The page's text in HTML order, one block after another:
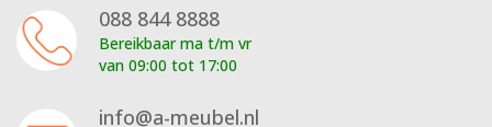
088 844 8888
Bereikbaar ma t/m vr
van 09:00 tot 17:00
info@a-meubel.nl